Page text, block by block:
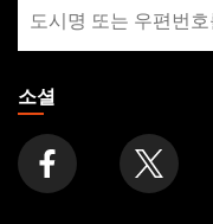
FOOTER
장
찾
기
소셜